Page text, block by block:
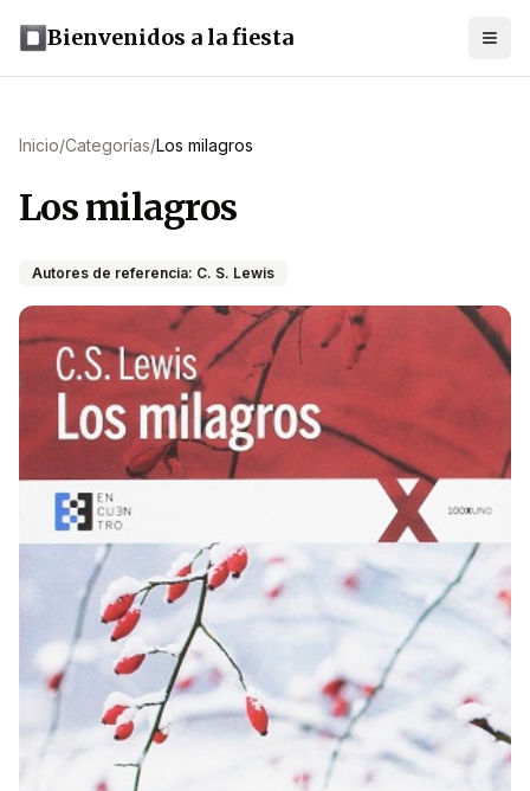
Bienvenidos a la fiesta
Inicio/Categorías/Los milagros
Los milagros
Autores de referencia: C. S. Lewis